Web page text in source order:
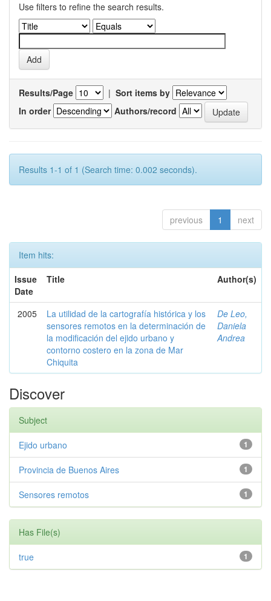
Use filters to refine the search results.
Results/Page | Sort items by
In order
Authors/record
Results 1-1 of 1 (Search time: 0.002 seconds).
previous 1 next
Item hits:
Issue
Date
Title Author(s)
2005
La utilidad de la cartografía histórica y los
sensores remotos en la determinación de
la modificación del ejido urbano y
contorno costero en la zona de Mar
Chiquita
De Leo,
Daniela
Andrea
Discover
Subject
1
Ejido urbano
1
Provincia de Buenos Aires
1
Sensores remotos
Has File(s)
1
true